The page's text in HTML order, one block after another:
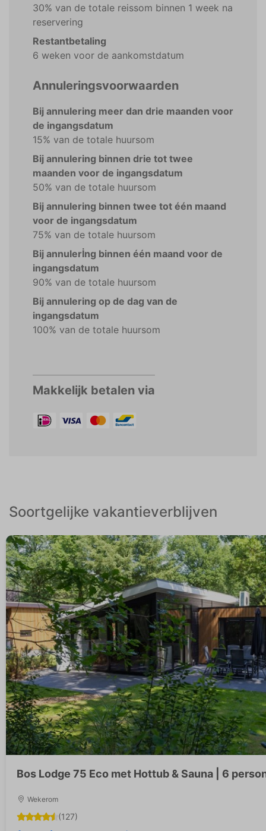
30% van de totale reissom binnen 1 week na
reservering
Restantbetaling
6 weken voor de aankomstdatum
Annuleringsvoorwaarden
Bij annulering meer dan drie maanden voor
de ingangsdatum
15% van de totale huursom
Bij annulering binnen drie tot twee
maanden voor de ingangsdatum
50% van de totale huursom
Bij annulering binnen twee tot één maand
voor de ingangsdatum
75% van de totale huursom
Bij annulerİng binnen één maand voor de
ingangsdatum
90% van de totale huursom
Bij annulering op de dag van de
ingangsdatum
100% van de totale huursom
Makkelijk betalen via
Soortgelijke vakantieverblijven
Bos Lodge 75 Eco met Hottub & Sauna | 6
Wekerom
(127)